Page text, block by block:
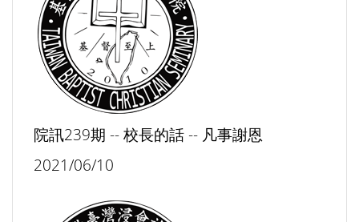
院訊239期 -- 校長的話 -- 凡事謝恩
2021/06/10